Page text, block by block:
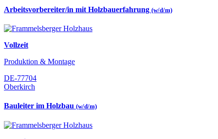
Arbeitsvorbereiter/in mit Holzbauerfahrung (w/d/m)
Vollzeit
Produktion & Montage
DE-77704
Oberkirch
Bauleiter im Holzbau (w/d/m)